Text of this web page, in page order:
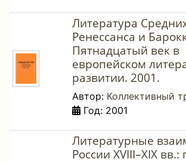
Литература
Ренессанса и
Пятнадцатый век в
европейском
развитии. 2001.
Автор: Коллективный
Год: 2001
Литературные
России XVIII–XIX вв.: